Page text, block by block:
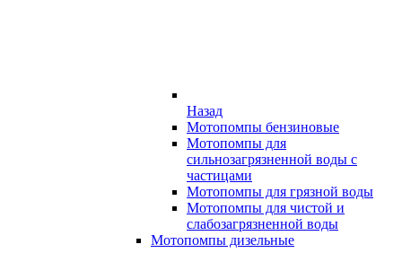
Назад
Мотопомпы бензиновые
Мотопомпы для
сильнозагрязненной воды с
частицами
Мотопомпы для грязной воды
Мотопомпы для чистой и
слабозагрязненной воды
Мотопомпы дизельные